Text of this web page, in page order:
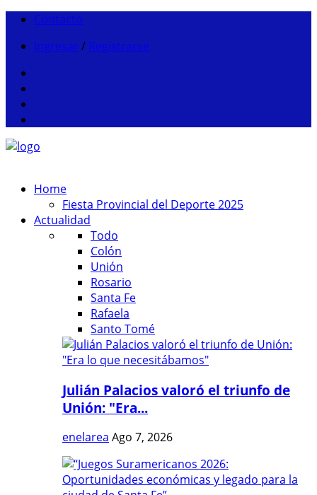
Contacto
Ingresar / Registrarse
Home
Fiesta Provincial del Deporte 2025
Actualidad
Todo
Colón
Unión
Rosario
Santa Fe
Rafaela
Santo Tomé
Julián Palacios valoró el triunfo de
Unión: "Era...
enelarea Ago 7, 2026